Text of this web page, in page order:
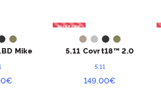
Mike
€
RUPTURE
ACHETER
5.11 Covrt18™ 2.0
5.11
149.00€